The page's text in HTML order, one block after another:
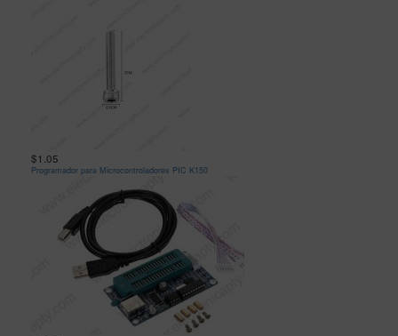
$1.05
Programador para Microcontroladores PIC K150